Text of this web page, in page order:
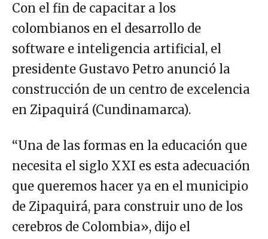
Con el fin de capacitar a los
colombianos en el desarrollo de
software e inteligencia artificial, el
presidente Gustavo Petro anunció la
construcción de un centro de excelencia
en Zipaquirá (Cundinamarca).
“Una de las formas en la educación que
necesita el siglo XXI es esta adecuación
que queremos hacer ya en el municipio
de Zipaquirá, para construir uno de los
cerebros de Colombia», dijo el